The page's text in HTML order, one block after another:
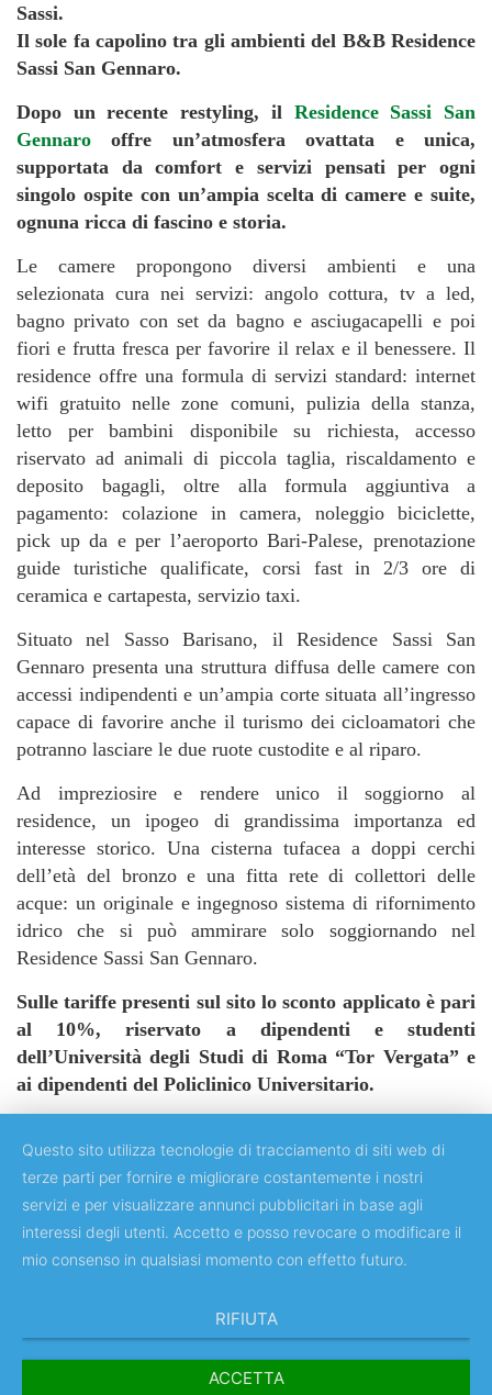
Sassi.
Il sole fa capolino tra gli ambienti del B&B Residence
Sassi San Gennaro.
Dopo un recente restyling, il Residence Sassi San
Gennaro offre un’atmosfera ovattata e unica,
supportata da comfort e servizi pensati per ogni
singolo ospite con un’ampia scelta di camere e suite,
ognuna ricca di fascino e storia.
Le camere propongono diversi ambienti e una
selezionata cura nei servizi: angolo cottura, tv a led,
bagno privato con set da bagno e asciugacapelli e poi
fiori e frutta fresca per favorire il relax e il benessere. Il
residence offre una formula di servizi standard: internet
wifi gratuito nelle zone comuni, pulizia della stanza,
letto per bambini disponibile su richiesta, accesso
riservato ad animali di piccola taglia, riscaldamento e
deposito bagagli, oltre alla formula aggiuntiva a
pagamento: colazione in camera, noleggio biciclette,
pick up da e per l’aeroporto Bari-Palese, prenotazione
guide turistiche qualificate, corsi fast in 2/3 ore di
ceramica e cartapesta, servizio taxi.
Situato nel Sasso Barisano, il Residence Sassi San
Gennaro presenta una struttura diffusa delle camere con
accessi indipendenti e un’ampia corte situata all’ingresso
capace di favorire anche il turismo dei cicloamatori che
potranno lasciare le due ruote custodite e al riparo.
Ad impreziosire e rendere unico il soggiorno al
residence, un ipogeo di grandissima importanza ed
interesse storico. Una cisterna tufacea a doppi cerchi
dell’età del bronzo e una fitta rete di collettori delle
acque: un originale e ingegnoso sistema di rifornimento
idrico che si può ammirare solo soggiornando nel
Residence Sassi San Gennaro.
Sulle tariffe presenti sul sito lo sconto applicato è pari
al 10%, riservato a dipendenti e studenti
dell’Università degli Studi di Roma “Tor Vergata” e
ai dipendenti del Policlinico Universitario.
Copyright © 2018 Università degli Studi di Roma "Tor Vergata"
Questo sito utilizza tecnologie di tracciamento di siti web di
terze parti per fornire e migliorare costantemente i nostri
servizi e per visualizzare annunci pubblicitari in base agli
interessi degli utenti. Accetto e posso revocare o modificare il
mio consenso in qualsiasi momento con effetto futuro.
RIFIUTA
ACCETTA